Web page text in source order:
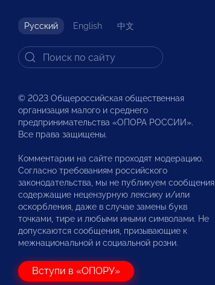
Русский English 中文
© 2023 Общероссийская общественная
организация малого и среднего
предпринимательства «ОПОРА РОССИИ».
Все права защищены.
Комментарии на сайте проходят модерацию.
Согласно требованиям российского
законодательства, мы не публикуем сообщения,
содержащие нецензурную лексику и/или
оскорбления, даже в случае замены букв
точками, тире и любыми иными символами. Не
допускаются сообщения, призывающие к
межнациональной и социальной розни.
Вступи в «ОПОРУ»